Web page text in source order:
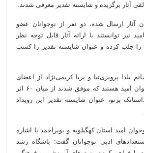
آثار برگزیده و شایسته تقدیر معرفی شدند.
آثار ارسال شده، دو نفر از نوجوانان عضو
نیز توانستند با ارائه آثار قابل توجه نظر
را جلب کرده و عنوان شایسته تقدیر را کسب
یلدا پرویزی‌نیا و پریا کریمی‌نژاد از اعضای
فعال باشگاه رشد نوجوان امید هستند که موفق شدند از میان ۶۰ اثر
برنو، عنوان شایسته تقدیر این رویداد
امید استان کهگیلویه و بویراحمد با اشاره
ادبی نوجوانان گفت: باشگاه رشد